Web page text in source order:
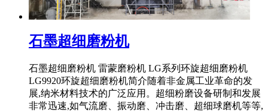
石墨超细磨粉机
石墨超细磨粉机 雷蒙磨粉机 LG系列环旋超细磨粉机
LG9920环旋超细磨粉机简介随着非金属工业革命的发
展,纳米材料技术的广泛应用。超细粉磨设备研制和发展
非常迅速,如气流磨、振动磨、冲击磨、超细球磨机等等,